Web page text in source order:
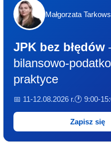
Małgorzata
JPK bez błędów
bilansowo-
praktyce
📅 11-12.08.2026 r.🕐 9:00-
Zapisz się